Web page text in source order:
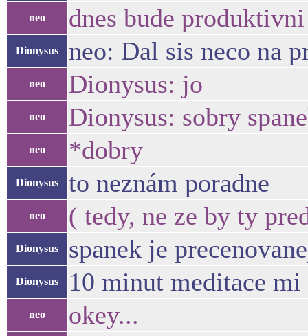
neo dnes bude
Dionysus neo: Dal sis neco na
neo Dionysus: jo
neo Dionysus: sobry
neo *dobry
Dionysus to neznám poradne
neo ( tedy, ne ze by ty
Dionysus spanek je
Dionysus 10 minut meditace
neo okey...